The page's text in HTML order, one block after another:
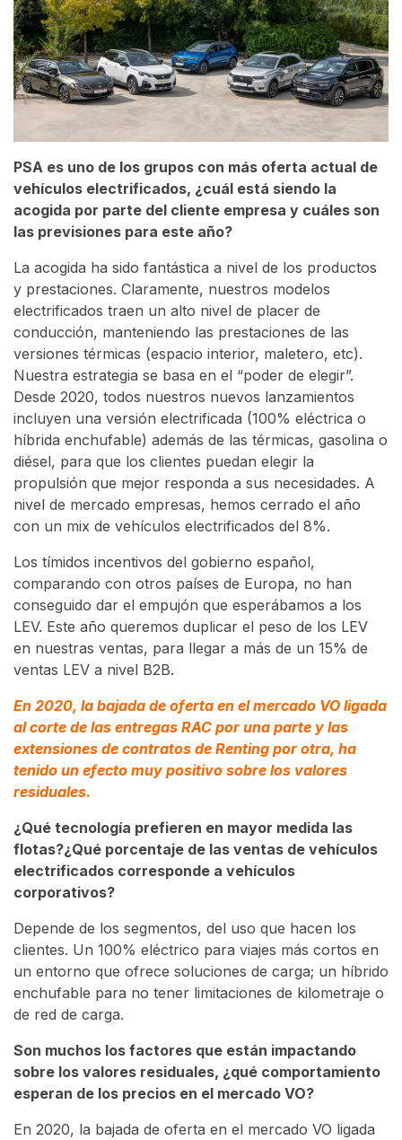
PSA es uno de los grupos con más oferta actual de
vehículos electrificados, ¿cuál está siendo la
acogida por parte del cliente empresa y cuáles son
las previsiones para este año?
La acogida ha sido fantástica a nivel de los productos
y prestaciones. Claramente, nuestros modelos
electrificados traen un alto nivel de placer de
conducción, manteniendo las prestaciones de las
versiones térmicas (espacio interior, maletero, etc).
Nuestra estrategia se basa en el “poder de elegir”.
Desde 2020, todos nuestros nuevos lanzamientos
incluyen una versión electrificada (100% eléctrica o
híbrida enchufable) además de las térmicas, gasolina o
diésel, para que los clientes puedan elegir la
propulsión que mejor responda a sus necesidades. A
nivel de mercado empresas, hemos cerrado el año
con un mix de vehículos electrificados del 8%.
Los tímidos incentivos del gobierno español,
comparando con otros países de Europa, no han
conseguido dar el empujón que esperábamos a los
LEV. Este año queremos duplicar el peso de los LEV
en nuestras ventas, para llegar a más de un 15% de
ventas LEV a nivel B2B.
En 2020, la bajada de oferta en el mercado VO ligada
al corte de las entregas RAC por una parte y las
extensiones de contratos de Renting por otra, ha
tenido un efecto muy positivo sobre los valores
residuales.
¿Qué tecnología prefieren en mayor medida las
flotas?¿Qué porcentaje de las ventas de vehículos
electrificados corresponde a vehículos
corporativos?
Depende de los segmentos, del uso que hacen los
clientes. Un 100% eléctrico para viajes más cortos en
un entorno que ofrece soluciones de carga; un híbrido
enchufable para no tener limitaciones de kilometraje o
de red de carga.
Son muchos los factores que están impactando
sobre los valores residuales, ¿qué comportamiento
esperan de los precios en el mercado VO?
En 2020, la bajada de oferta en el mercado VO ligada